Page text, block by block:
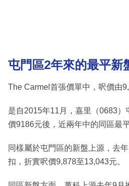
屯門區2年來的最平新
The Carmel首張價單中，呎價由
是自2015年11月，嘉里（0683）
價9186元後，近兩年中的同區最
同樣屬於屯門區的新盤上源，去
扣，折實呎價9,878至13,043元。